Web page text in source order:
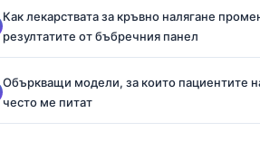
Как лекарствата за кръвно налягане
резултатите от бъбречния панел
Объркващи модели, за които пациентите
често ме питат